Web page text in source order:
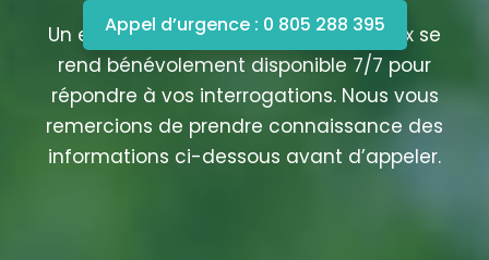
Appel d’urgence : 0 805 288 395
Un expert spécialisé pollution des eaux se
rend bénévolement disponible 7/7 pour
répondre à vos interrogations. Nous vous
remercions de prendre connaissance des
informations ci-dessous avant d’appeler.